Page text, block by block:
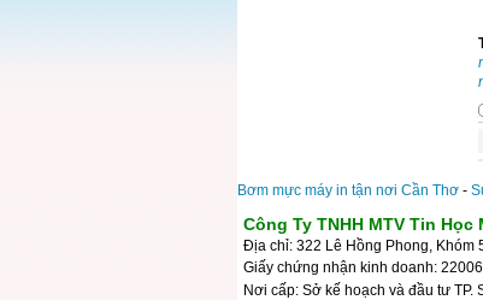
Bơm mực máy in tận nơi Cần Thơ -
Công Ty TNHH MTV Tin Học
Địa chỉ: 322 Lê Hồng Phong, Khóm
Giấy chứng nhận kinh doanh:
Nơi cấp: Sở kế hoạch và đầu tư TP.